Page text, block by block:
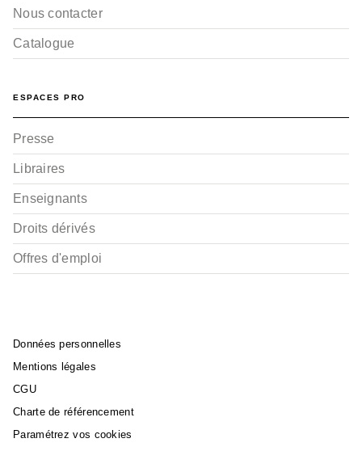
Nous contacter
Catalogue
ESPACES PRO
Presse
Libraires
Enseignants
Droits dérivés
Offres d'emploi
Données personnelles
Mentions légales
CGU
Charte de référencement
Paramétrez vos cookies